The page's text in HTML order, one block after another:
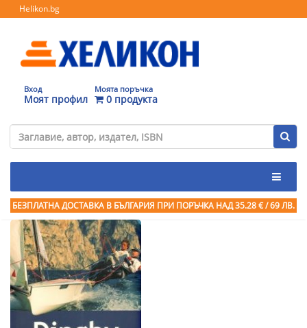
Helikon.bg
Вход
Моят профил
Моята поръчка
0 продукта
БЕЗПЛАТНА ДОСТАВКА В БЪЛГАРИЯ ПРИ ПОРЪЧКА НАД 35.28 € / 69 ЛВ.